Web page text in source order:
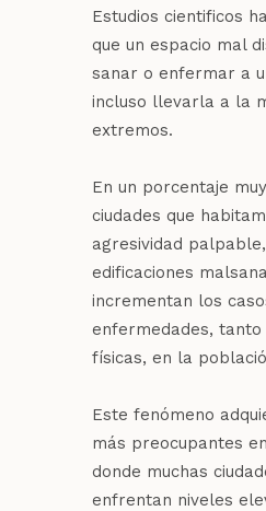
Estudios cientificos
que un espacio mal
sanar o enfermar a
incluso llevarla a la
extremos.
En un porcentaje
ciudades que
agresividad
edificaciones
incrementan los
enfermedades,
físicas, en la
Este fenómeno
más preocupantes
donde muchas
enfrentan niveles